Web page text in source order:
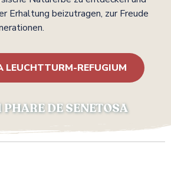
Erhaltung beizutragen, zur Freude
LEUCHTTURM-REFUGIUM
PHARE DE SENETOSA